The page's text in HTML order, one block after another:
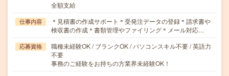
全額支給
仕事内容
＊見積書の作成サポート＊受発注データの登録＊請求書や
検収書の作成＊書類管理やファイリング＊メール対応…
応募資格
職種未経験OK / ブランクOK / パソコンスキル不要 / 英語力
不要
事務のご経験をお持ちの方業界未経験OK！